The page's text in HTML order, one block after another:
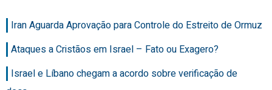
Iran Aguarda Aprovação para Controle do Estreito de Ormuz
Ataques a Cristãos em Israel – Fato ou Exagero?
Israel e Líbano chegam a acordo sobre verificação de